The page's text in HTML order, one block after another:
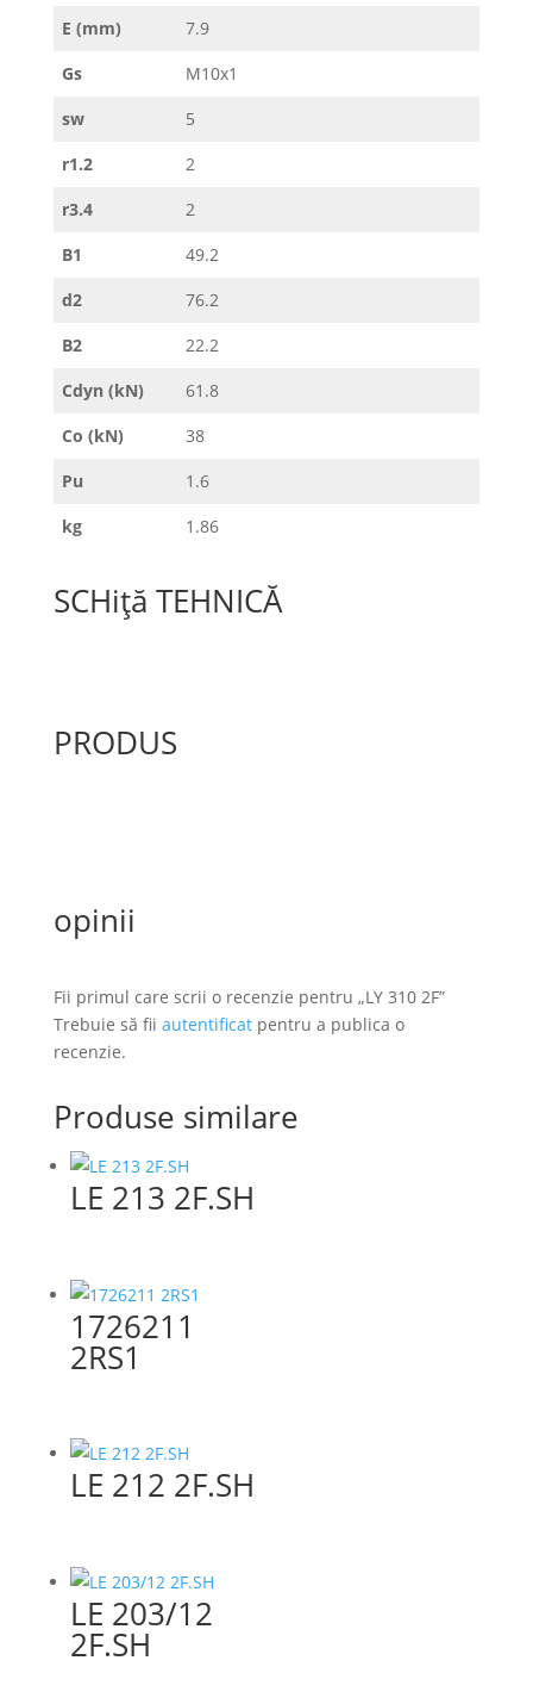
E (mm)
7.9
Gs
M10x1
sw
5
r1.2
2
r3.4
2
B1
49.2
d2
76.2
B2
22.2
Cdyn (kN)
61.8
Co (kN)
38
Pu
1.6
kg
1.86
SCHiță TEHNICĂ
PRODUS
opinii
Fii primul care scrii o recenzie pentru „LY 310 2F”
Trebuie să fii autentificatpentru a publica o
recenzie.
Produse similare
LE 213 2F.SH
1726211
2RS1
LE 212 2F.SH
LE 203/12
2F.SH